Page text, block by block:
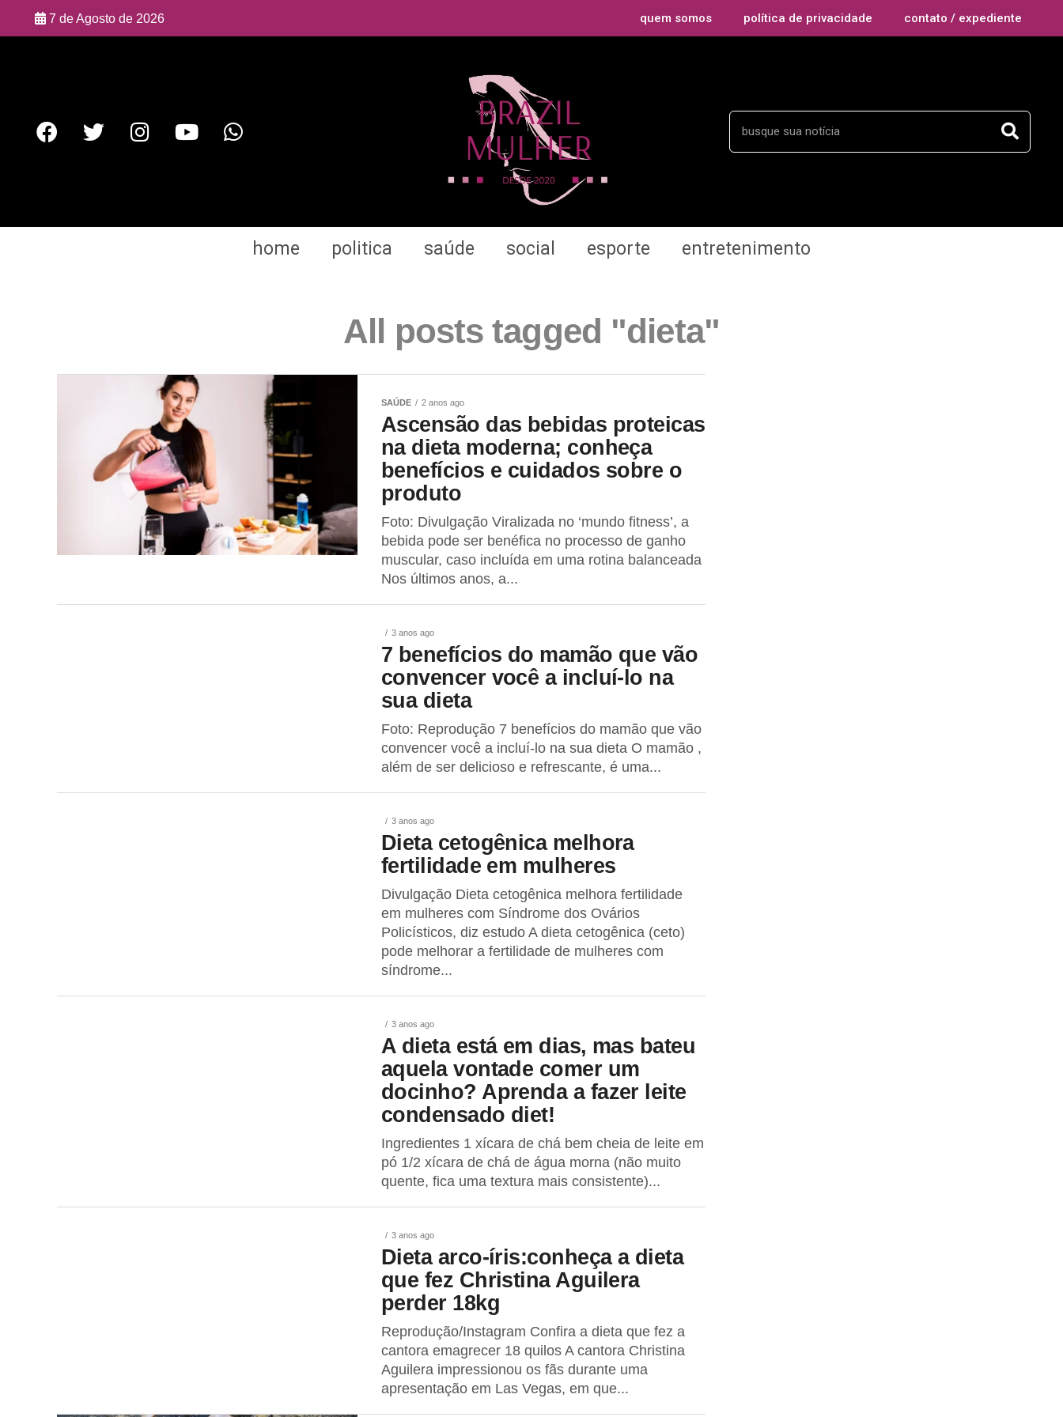
7 de Agosto de 2026 quem somos política de privacidade contato / expediente
home politica saúde social esporte entretenimento
All posts tagged "dieta"
SAÚDE 2 anos ago
Ascensão das bebidas proteicas
na dieta moderna; conheça
benefícios e cuidados sobre o
produto
Foto: Divulgação Viralizada no ‘mundo fitness’, a
bebida pode ser benéfica no processo de ganho
muscular, caso incluída em uma rotina balanceada
Nos últimos anos, a...
3 anos ago
7 benefícios do mamão que vão
convencer você a incluí-lo na
sua dieta
Foto: Reprodução 7 benefícios do mamão que vão
convencer você a incluí-lo na sua dieta O mamão ,
além de ser delicioso e refrescante, é uma...
3 anos ago
Dieta cetogênica melhora
fertilidade em mulheres
Divulgação Dieta cetogênica melhora fertilidade
em mulheres com Síndrome dos Ovários
Policísticos, diz estudo A dieta cetogênica (ceto)
pode melhorar a fertilidade de mulheres com
síndrome...
3 anos ago
A dieta está em dias, mas bateu
aquela vontade comer um
docinho? Aprenda a fazer leite
condensado diet!
Ingredientes 1 xícara de chá bem cheia de leite em
pó 1/2 xícara de chá de água morna (não muito
quente, fica uma textura mais consistente)...
3 anos ago
Dieta arco-íris:conheça a dieta
que fez Christina Aguilera
perder 18kg
Reprodução/Instagram Confira a dieta que fez a
cantora emagrecer 18 quilos A cantora Christina
Aguilera impressionou os fãs durante uma
apresentação em Las Vegas, em que...